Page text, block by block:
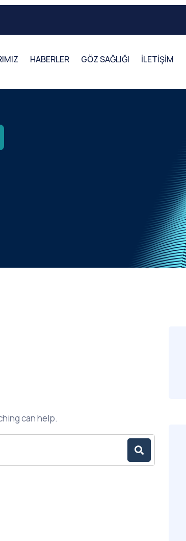
HABERLER GÖZ SAĞLIĞI İLETİŞİM
can help.